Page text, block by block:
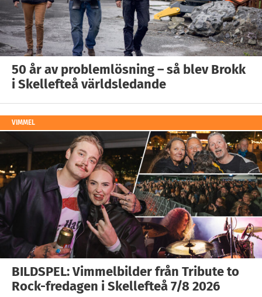
50 år av problemlösning – så blev Brokk
i Skellefteå världsledande
VIMMEL
BILDSPEL: Vimmelbilder från Tribute to
Rock-fredagen i Skellefteå 7/8 2026